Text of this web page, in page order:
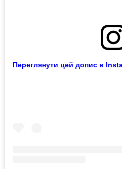
Переглянути цей допис в